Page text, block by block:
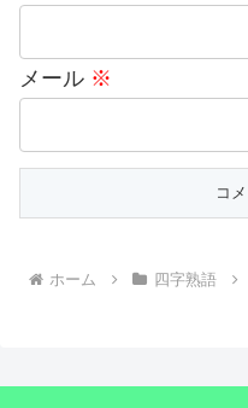
メール ※
ホーム 四字熟語